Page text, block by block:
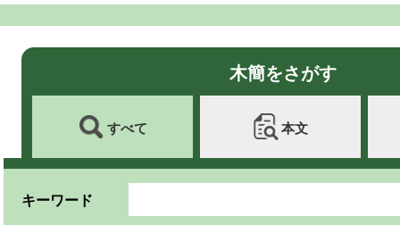
木簡をさがす
すべて 本文
キーワード